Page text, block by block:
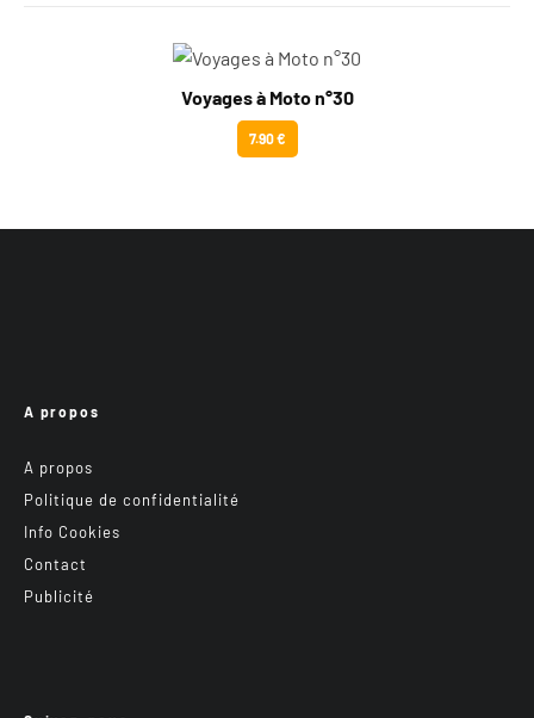
Voyages à Moto n°30
7.90 €
A propos
A propos
Politique de confidentialité
Info Cookies
Contact
Publicité